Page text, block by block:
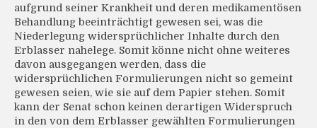
aufgrund seiner Krankheit und deren medikamentösen
Behandlung beeinträchtigt gewesen sei, was die
Niederlegung widersprüchlicher Inhalte durch den
Erblasser nahelege. Somit könne nicht ohne weiteres
davon ausgegangen werden, dass die
widersprüchlichen Formulierungen nicht so gemeint
gewesen seien, wie sie auf dem Papier stehen. Somit
kann der Senat schon keinen derartigen Widerspruch
in den von dem Erblasser gewählten Formulierungen